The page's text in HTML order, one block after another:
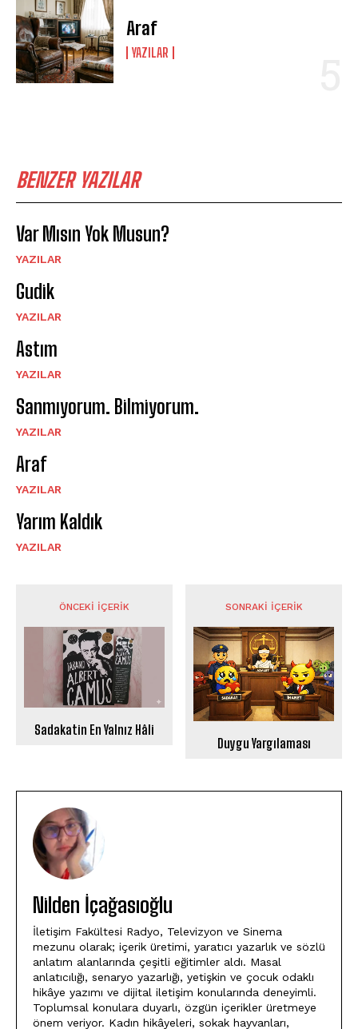
Araf
YAZILAR
BENZER YAZILAR
Var Mısın Yok Musun?
YAZILAR
Gudik
YAZILAR
Astım
YAZILAR
Sanmıyorum. Bilmiyorum.
YAZILAR
Araf
YAZILAR
Yarım Kaldık
YAZILAR
ÖNCEKI İÇERIK
Sadakatin En Yalnız Hâli
SONRAKI İÇERIK
Duygu Yargılaması
Nilden İçağasıoğlu
İletişim Fakültesi Radyo, Televizyon ve Sinema
mezunu olarak; içerik üretimi, yaratıcı yazarlık ve sözlü
anlatım alanlarında çeşitli eğitimler aldı. Masal
anlatıcılığı, senaryo yazarlığı, yetişkin ve çocuk odaklı
hikâye yazımı ve dijital iletişim konularında deneyimli.
Toplumsal konulara duyarlı, özgün içerikler üretmeye
önem veriyor. Kadın hikâyeleri, sokak hayvanları,